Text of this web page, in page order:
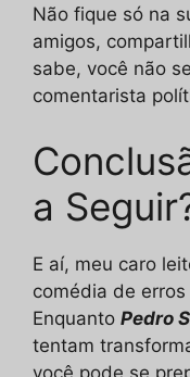
Não fique só na
amigos,
sabe, você não
comentarista
a
E aí, meu caro
comédia de
Enquanto Pedro
tentam
você pode se